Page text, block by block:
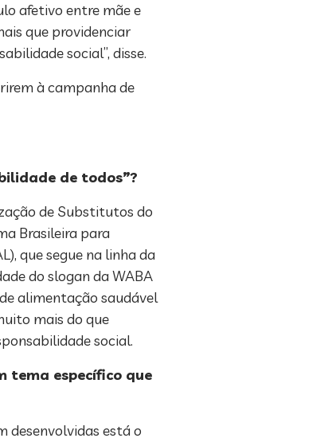
afetivo entre mãe e
que providenciar
social”, disse.
à campanha de
de todos”?
de Substitutos do
Brasileira para
que segue na linha da
do slogan da WABA
alimentação saudável
mais do que
social.
tema específico que
desenvolvidas está o